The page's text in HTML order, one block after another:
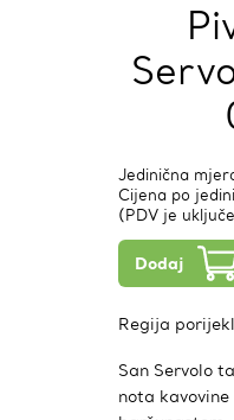
Jedinična
Cijena po
(PDV je
Dodaj
Regija
San Servolo
nota